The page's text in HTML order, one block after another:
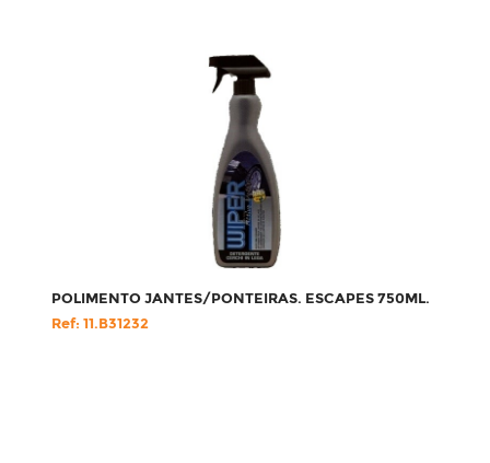
POLIMENTO JANTES/PONTEIRAS. ESCAPES 750ML.
Ref: 11.B31232